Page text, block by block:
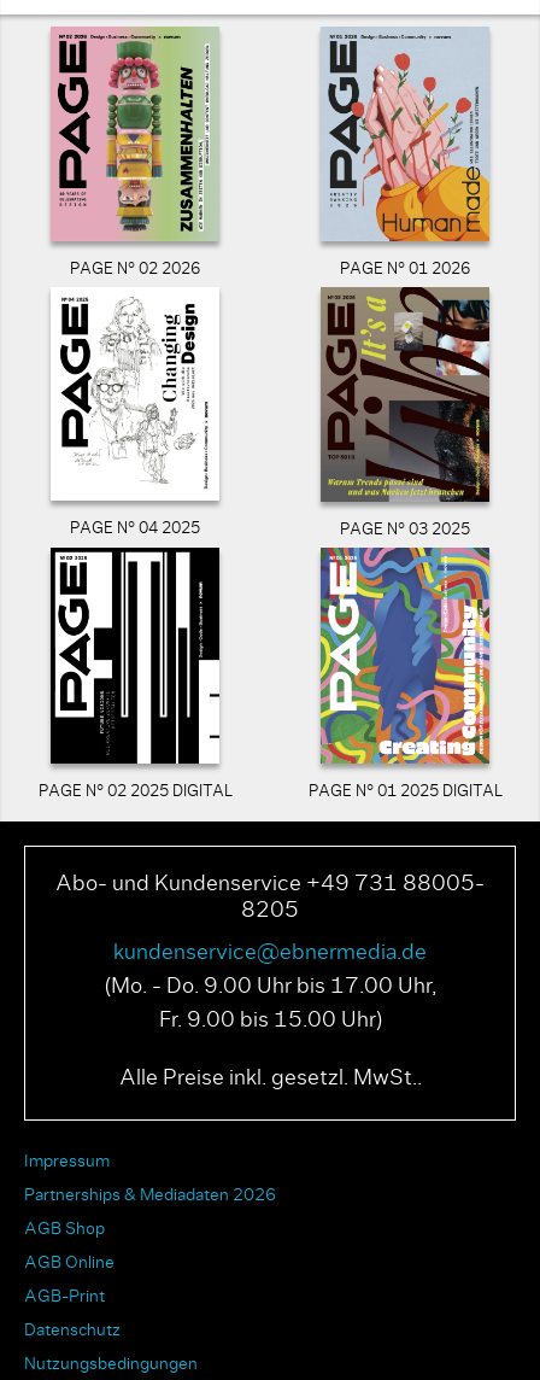
PAGE N° 02 2026 PAGE N° 01 2026
PAGE N° 04 2025 PAGE N° 03 2025
PAGE N° 02 2025 DIGITAL PAGE N° 01 2025 DIGITAL
Abo- und Kundenservice +49 731 88005-
8205
kundenservice@ebnermedia.de
(Mo. - Do. 9.00 Uhr bis 17.00 Uhr,
Fr. 9.00 bis 15.00 Uhr)
Alle Preise inkl. gesetzl. MwSt..
Impressum
Partnerships & Mediadaten 2026
AGB Shop
AGB Online
AGB-Print
Datenschutz
Nutzungsbedingungen